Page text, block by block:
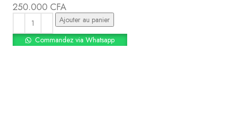
250.000 CFA
Ajouter au panier
Commandez via Whatsapp